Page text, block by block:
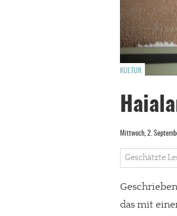
KULTUR
Mittwoch, 2.
Geschätzte
das mit